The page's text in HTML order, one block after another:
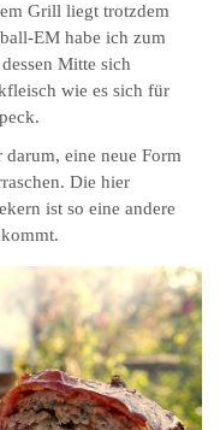
Grill liegt trotzdem
EM habe ich zum
Mitte sich
wie es sich für
eine neue Form
Die hier
ist so eine andere